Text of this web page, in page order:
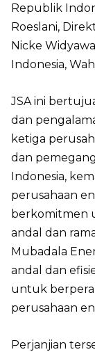
Republik
Roeslani,
Nicke
Indonesia,
JSA ini
dan
ketiga
dan
Indonesia,
perusahaan
berkomitmen
andal dan
Mubadala
andal dan
untuk
perusahaan
Perjanjian